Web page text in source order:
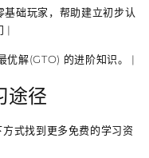
基础玩家，帮助建立初步认
|
优解(GTO) 的进阶知识。 |
途径
式找到更多免费的学习资